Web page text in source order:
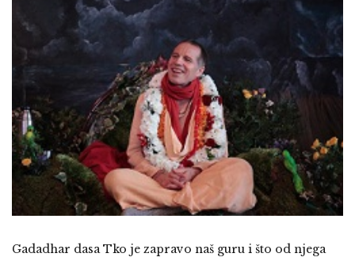
Gadadhar dasa Tko je zapravo naš guru i što od njega